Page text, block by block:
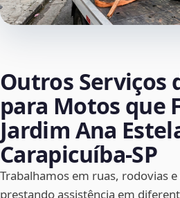
Outros Serviços
para Motos que
Jardim Ana
Carapicuíba‑SP
Trabalhamos em ruas, rodovias
prestando assistência em